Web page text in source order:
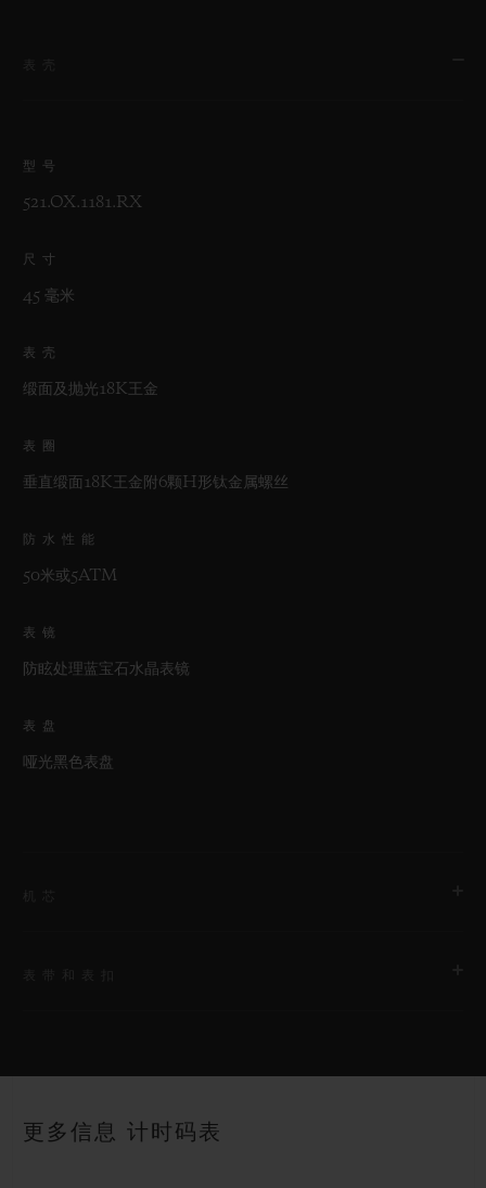
型号
521.OX.1181.RX
尺寸
45 毫米
表壳
缎面及抛光18K王金
表圈
垂直缎面18K王金附6颗H形钛金属螺丝
防水性能
50米或5ATM
表镜
防眩处理蓝宝石水晶表镜
表盘
哑光黑色表盘
约48小时
表带
更多信息 计时码表